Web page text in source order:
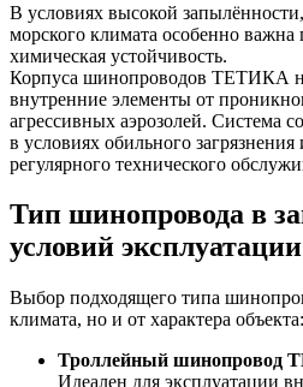
В условиях высокой
морского климата особенно важна
химическая устойчивость.
Корпуса шинопроводов ТЕТИКА
внутренние элементы от
агрессивных аэрозолей. Система
в условиях обильного
регулярного технического
Тип шинопровода в
условий эксплуатации
Выбор подходящего типа
климата, но и от характера объекта:
Троллейный шинопровод
Идеален для эксплуатации